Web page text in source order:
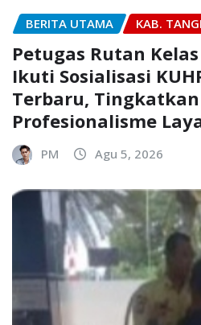
BERITA UTAMA KAB.
Petugas Rutan
Ikuti Sosialisasi
Terbaru, Tingkatkan
Profesionalisme
PM Agu 5, 2026